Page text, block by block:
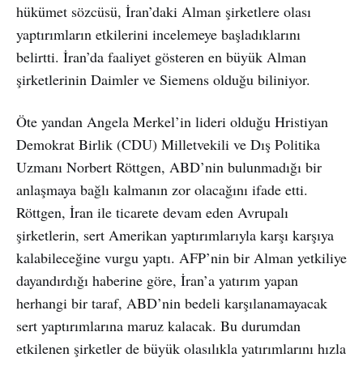
hükümet sözcüsü, İran’daki Alman şirketlere olası
yaptırımların etkilerini incelemeye başladıklarını
belirtti. İran’da faaliyet gösteren en büyük Alman
şirketlerinin Daimler ve Siemens olduğu biliniyor.
Öte yandan Angela Merkel’in lideri olduğu Hristiyan
Demokrat Birlik (CDU) Milletvekili ve Dış Politika
Uzmanı Norbert Röttgen, ABD’nin bulunmadığı bir
anlaşmaya bağlı kalmanın zor olacağını ifade etti.
Röttgen, İran ile ticarete devam eden Avrupalı
şirketlerin, sert Amerikan yaptırımlarıyla karşı karşıya
kalabileceğine vurgu yaptı. AFP’nin bir Alman yetkiliye
dayandırdığı haberine göre, İran’a yatırım yapan
herhangi bir taraf, ABD’nin bedeli karşılanamayacak
sert yaptırımlarına maruz kalacak. Bu durumdan
etkilenen şirketler de büyük olasılıkla yatırımlarını hızla